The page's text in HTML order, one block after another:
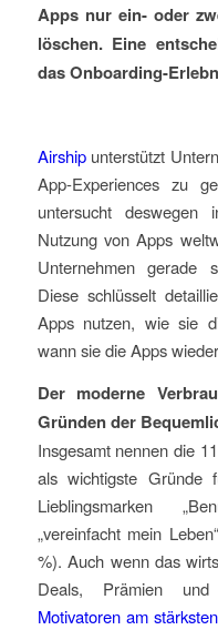
Apps nur ein- oder
löschen. Eine
das Onboarding-
Airshipunterstützt
App-Experiences zu
untersucht deswegen
Nutzung von Apps
Unternehmen gerade
Diese schlüsselt
Apps nutzen, wie sie
wann sie die Apps
Der moderne
Gründen der
Insgesamt nennen die
als wichtigste Gründe
Lieblingsmarken
„vereinfacht mein
%). Auch wenn das
Deals, Prämien
Motivatoren am